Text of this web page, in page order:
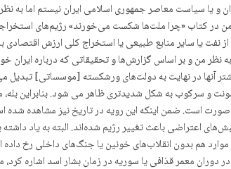
و یا سیاست معاصر جمهوری اسلامی ایران نیستم اما
در کتاب «چرا ملت‌ها شکست می‌خورند» رژیم‌های
نفت یا سایر منابع طبیعی یا استخراج کلی ارزش اقتصادی
من و بر اساس گزارش‌ها و تحقیقاتی که درباره ایران
آنها در نهایت به دولت‌های ورشکسته [موسساتی]
و سرکوب به شکل شدیدتری ظاهر می شود. بنابراین
صورت است. ضمن اینکه این رویه در تاریخ نیز مشاهده
که در آن جنبش‌های اعتراضی باعث تغییر رژیم شده‌اند. البته
هم بدون انقلاب‌های خونین یا جنگ‌های داخلی رخ داده
دوران معمر قذافی یا سوریه در زمان بشار اسد اشاره